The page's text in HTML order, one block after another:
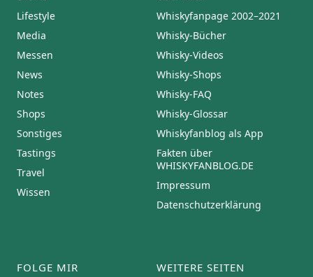
Lifestyle
Media
Messen
News
Notes
Shops
Sonstiges
Tastings
Travel
Wissen
Whiskyfanpage 2002–2021
Whisky-Bücher
Whisky-Videos
Whisky-Shops
Whisky-FAQ
Whisky-Glossar
Whiskyfanblog als App
Fakten über
WHISKYFANBLOG.DE
Impressum
Datenschutzerklärung
FOLGE MIR WEITERE SEITEN